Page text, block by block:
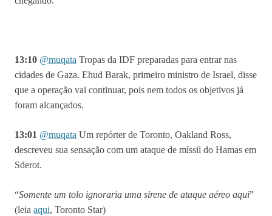
13:10 @muqata Tropas da IDF preparadas para entrar nas
cidades de Gaza. Ehud Barak, primeiro ministro de Israel, disse
que a operação vai continuar, pois nem todos os objetivos já
foram alcançados.
13:01 @muqata Um repórter de Toronto, Oakland Ross,
descreveu sua sensação com um ataque de míssil do Hamas em
Sderot.
“Somente um tolo ignoraria uma sirene de ataque aéreo aqui”
(leia aqui, Toronto Star)